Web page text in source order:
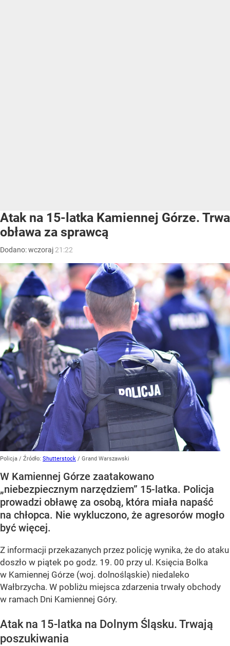
Atak na 15-latka Kamiennej Górze. Trwa
obława za sprawcą
Dodano:wczoraj 21:22
Policja / Źródło: Shutterstock / Grand Warszawski
W Kamiennej Górze zaatakowano
„niebezpiecznym narzędziem” 15-latka. Policja
prowadzi obławę za osobą, która miała napaść
na chłopca. Nie wykluczono, że agresorów mogło
być więcej.
Z informacji przekazanych przez policję wynika, że do ataku
doszło w piątek po godz. 19. 00 przy ul. Księcia Bolka
w Kamiennej Górze (woj. dolnośląskie) niedaleko
Wałbrzycha. W pobliżu miejsca zdarzenia trwały obchody
w ramach Dni Kamiennej Góry.
Atak na 15-latka na Dolnym Śląsku. Trwają
poszukiwania